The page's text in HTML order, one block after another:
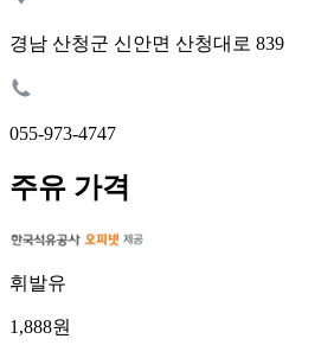
경남 산청군 신안면 산청대로 839
055-973-4747
주유 가격
휘발유
1,888원